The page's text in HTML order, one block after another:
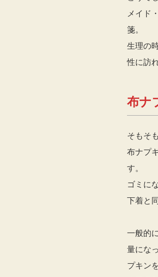
メイド
箋。
生理の
性に訪
布ナ
そもそ
布ナプ
す。
ゴミに
下着と
一般的
量にな
プキン